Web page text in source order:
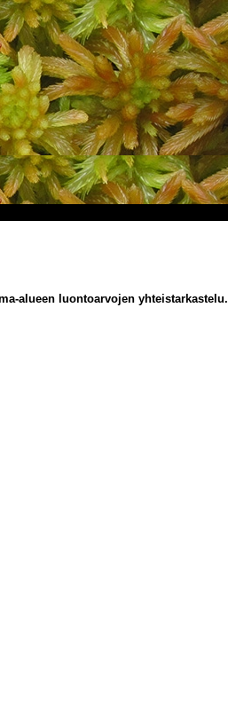
alueen luontoarvojen yhteistarkastelu.